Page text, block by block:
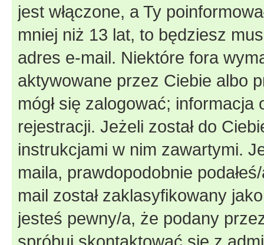
jest włączone, a Ty
mniej niż 13 lat, to będziesz
adres e-mail. Niektóre fora
aktywowane przez Ciebie albo
mógł się zalogować;
rejestracji. Jeżeli został do
instrukcjami w nim zawartymi.
maila, prawdopodobnie
mail został zaklasyfikowany
jesteś pewny/a, że podany